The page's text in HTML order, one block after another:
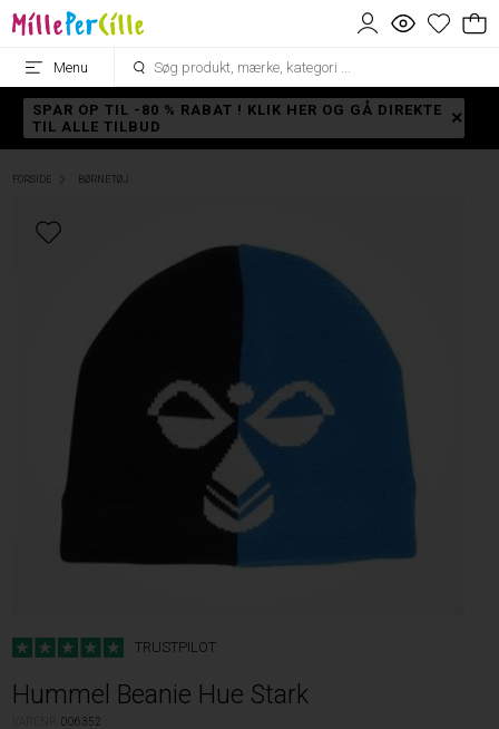
Menu
SPAR OP TIL -80 % RABAT ! KLIK HER OG GÅ DIREKTE
TIL ALLE TILBUD
FORSIDE BØRNETØJ
TRUSTPILOT
Hummel Beanie Hue Stark
VARENR.006352